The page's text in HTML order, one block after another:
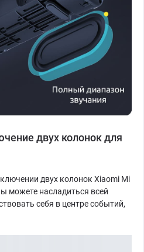
двух колонок для
двух колонок Xiaomi Mi
можете насладиться всей
себя в центре событий,